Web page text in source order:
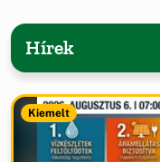
Hírek
Kiemelt